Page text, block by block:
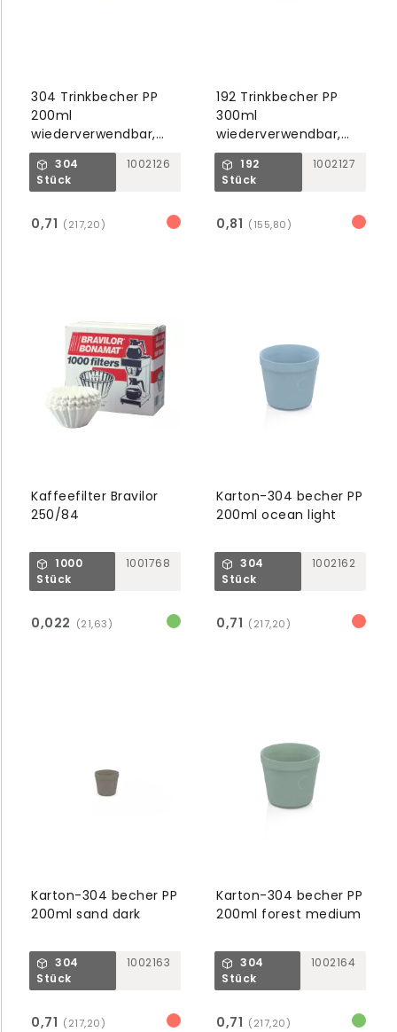
304 Trinkbecher PP
200ml
wiederverwendbar,
dark forest
304
Stück
1002126
0,71 (217,20)
192 Trinkbecher PP
300ml
wiederverwendbar,
dark forest
192
Stück
1002127
0,81 (155,80)
Kaffeefilter Bravilor
250/84
1000
Stück
1001768
0,022 (21,63)
Karton-304 becher PP
200ml ocean light
304
Stück
1002162
0,71 (217,20)
Karton-304 becher PP
200ml sand dark
304
Stück
1002163
0,71 (217,20)
Karton-304 becher PP
200ml forest medium
304
Stück
1002164
0,71 (217,20)